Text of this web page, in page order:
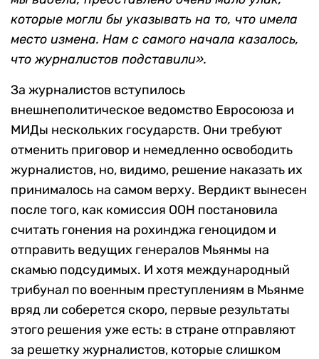
которые могли бы указывать на то, что имела
место измена. Нам с самого начала казалось,
что журналистов подставили».
За журналистов вступилось
внешнеполитическое ведомство Евросоюза и
МИДы нескольких государств. Они требуют
отменить приговор и немедленно освободить
журналистов, но, видимо, решение наказать их
принималось на самом верху. Вердикт вынесен
после того, как комиссия ООН постановила
считать гонения на рохинджа геноцидом и
отправить ведущих генералов Мьянмы на
скамью подсудимых. И хотя международный
трибунал по военным преступлениям в Мьянме
вряд ли соберется скоро, первые результаты
этого решения уже есть: в стране отправляют
за решетку журналистов, которые слишком